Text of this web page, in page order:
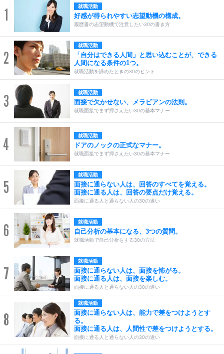
1 就職活動
好感が得られやすい志望動機の構成。
履歴書の志望動機で注意したい30の書き方
2
就職活動
「自分はできる人間」と思い込むことが、できる
人間になる条件の1つ。
就職活動を諦めたときの30のヒント
3 就職活動
面接で欠かせない、メラビアンの法則。
就職面接でまず押さえたい30の基本マナー
4 就職活動
ドアのノックの正式なマナー。
就職面接でまず押さえたい30の基本マナー
5
就職活動
面接に通らない人は、回答のすべてを覚える。
面接に通る人は、回答の要点だけ覚える。
面接に通る人と通らない人の30の違い
6 就職活動
自己分析の基本になる、3つの質問。
就職活動で自己分析をする30の方法
7
就職活動
面接に通らない人は、面接を怖がる。
面接に通る人は、面接を楽しむ。
面接に通る人と通らない人の30の違い
8
就職活動
面接に通らない人は、能力で差をつけようとす
る。
面接に通る人は、人間性で差をつけようとする。
面接に通る人と通らない人の30の違い